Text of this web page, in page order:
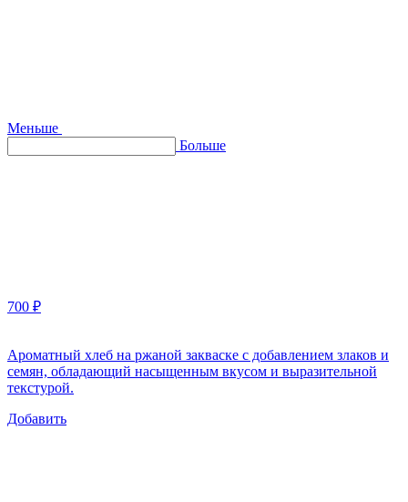
Меньше
Больше
700 ₽
Ароматный хлеб на ржаной закваске с добавлением злаков и
семян, обладающий насыщенным вкусом и выразительной
текстурой.
Добавить